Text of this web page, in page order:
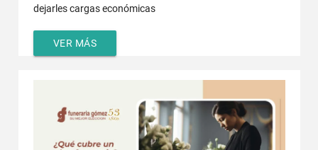
dejarles cargas económicas
VER MÁS